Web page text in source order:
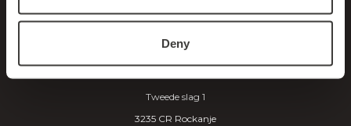
Deny
Badhotel Rockanje
& Brasserie Lodgers
Tweede slag 1
3235 CR Rockanje